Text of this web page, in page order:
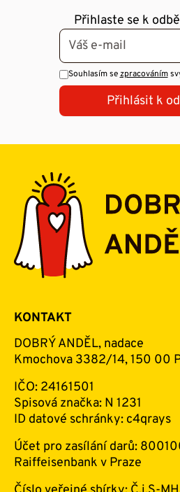
Přihlaste se k
Souhlasím sezpracováním
Přihlásit k
KONTAKT
DOBRÝ ANDĚL, nadace
Kmochova 3382/14, 150 00
IČO: 24161501
Spisová značka: N 1231
ID datové schránky: c4qrays
Účet pro zasílání darů:
Raiffeisenbank v Praze